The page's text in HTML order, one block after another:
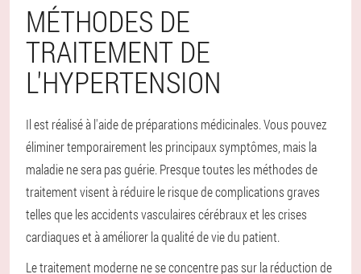
MÉTHODES DE
TRAITEMENT DE
L'HYPERTENSION
Il est réalisé à l'aide de préparations médicinales. Vous pouvez
éliminer temporairement les principaux symptômes, mais la
maladie ne sera pas guérie. Presque toutes les méthodes de
traitement visent à réduire le risque de complications graves
telles que les accidents vasculaires cérébraux et les crises
cardiaques et à améliorer la qualité de vie du patient.
Le traitement moderne ne se concentre pas sur la réduction de